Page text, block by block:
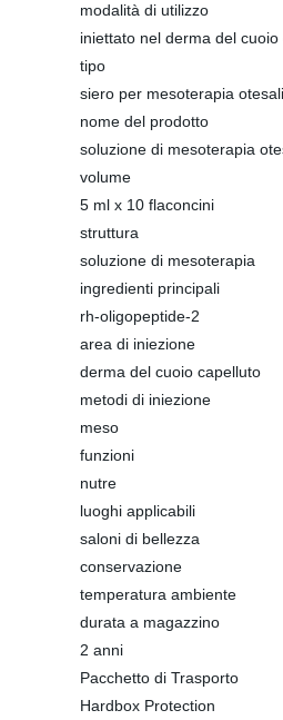
modalità di utilizzo
iniettato nel derma del cuoio
tipo
siero per mesoterapia
nome del prodotto
soluzione di mesoterapia
volume
5 ml x 10 flaconcini
struttura
soluzione di mesoterapia
ingredienti principali
rh-oligopeptide-2
area di iniezione
derma del cuoio capelluto
metodi di iniezione
meso
funzioni
nutre
luoghi applicabili
saloni di bellezza
conservazione
temperatura ambiente
durata a magazzino
2 anni
Pacchetto di Trasporto
Hardbox Protection